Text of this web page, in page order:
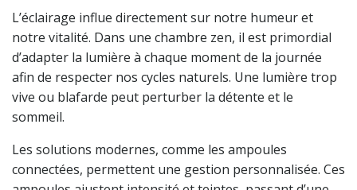
L’éclairage influe directement sur notre humeur et
notre vitalité. Dans une chambre zen, il est primordial
d’adapter la lumière à chaque moment de la journée
afin de respecter nos cycles naturels. Une lumière trop
vive ou blafarde peut perturber la détente et le
sommeil.
Les solutions modernes, comme les ampoules
connectées, permettent une gestion personnalisée. Ces